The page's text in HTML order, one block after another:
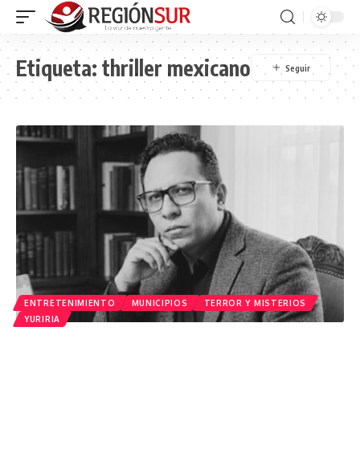
Etiqueta:thriller mexicano
ENTRETENIMIENTO MUNICIPIOS
TERROR Y MISTERIOS
YURIRIA